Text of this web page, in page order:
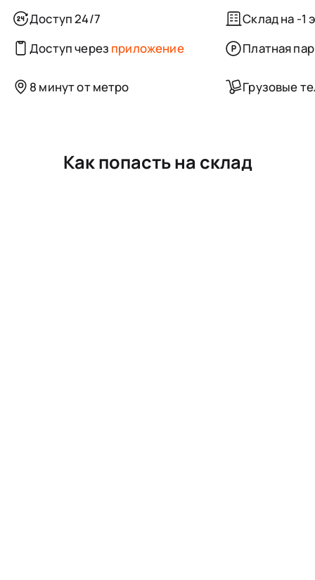
Доступ 24/7
Склад на -1
Доступ через приложение Платная
8 минут от метро Грузовые
Как попасть на склад